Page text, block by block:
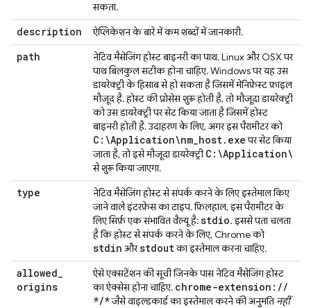
सकता.
description ऐप्लिकेशन के बारे में कम शब्दों में जानकारी.
path
नेटिव मैसेजिंग होस्ट बाइनरी का पाथ. Linux और OSX पर
पाथ बिलकुल सटीक होना चाहिए. Windows पर यह उस
डायरेक्ट्री के हिसाब से हो सकता है जिसमें मेनिफ़ेस्ट फ़ाइल
मौजूद है. होस्ट की प्रोसेस शुरू होती है, तो मौजूदा डायरेक्ट्री
को उस डायरेक्ट्री पर सेट किया जाता है जिसमें होस्ट
बाइनरी होती है. उदाहरण के लिए, अगर इस पैरामीटर को
C:\Application\nm_host. exeपर सेट किया
जाता है, तो इसे मौजूदा डायरेक्ट्रीC:\Application\
से शुरू किया जाएगा.
type
नेटिव मैसेजिंग होस्ट से संपर्क करने के लिए इस्तेमाल किए
जाने वाले इंटरफ़ेस का टाइप. फ़िलहाल, इस पैरामीटर के
लिए सिर्फ़ एक संभावित वैल्यू है:stdio. इससे पता चलता
है कि होस्ट से संपर्क करने के लिए, Chrome को
stdin औरstdoutका इस्तेमाल करना चाहिए.
allowed_
origins
ऐसे एक्सटेंशन की सूची जिनके पास नेटिव मैसेजिंग होस्ट
का ऐक्सेस होना चाहिए. chrome-extension: //
*/*जैसे वाइल्डकार्ड का इस्तेमाल करने की अनुमतिनहीं